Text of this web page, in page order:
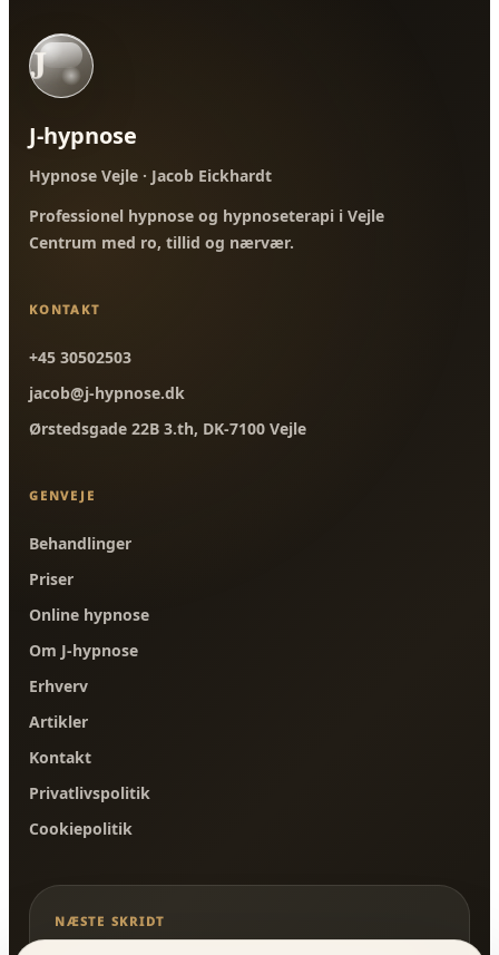
J
J-hypnose
Hypnose Vejle · Jacob Eickhardt
Professionel hypnose og hypnoseterapi i Vejle
Centrum med ro, tillid og nærvær.
KONTAKT
+45 30502503
jacob@j-hypnose.dk
Ørstedsgade 22B 3.th, DK-7100 Vejle
GENVEJE
Behandlinger
Priser
Online hypnose
Om J-hypnose
Erhverv
Artikler
Kontakt
Privatlivspolitik
Cookiepolitik
NÆSTE SKRIDT